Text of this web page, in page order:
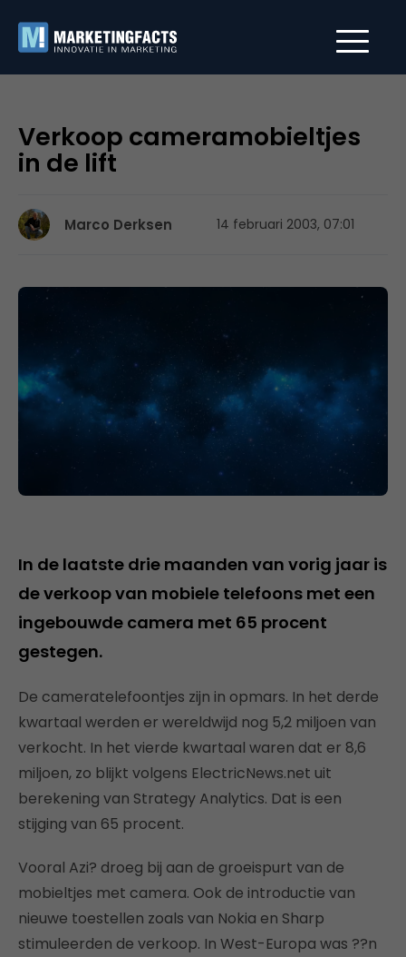
Verkoop cameramobieltjes
in de lift
Marco Derksen 14 februari 2003, 07:01
In de laatste drie maanden van vorig jaar is
de verkoop van mobiele telefoons met een
ingebouwde camera met 65 procent
gestegen.
De cameratelefoontjes zijn in opmars. In het derde
kwartaal werden er wereldwijd nog 5,2 miljoen van
verkocht. In het vierde kwartaal waren dat er 8,6
miljoen, zo blijkt volgens ElectricNews.net uit
berekening van Strategy Analytics. Dat is een
stijging van 65 procent.
Vooral Azi? droeg bij aan de groeispurt van de
mobieltjes met camera. Ook de introductie van
nieuwe toestellen zoals van Nokia en Sharp
stimuleerden de verkoop. In West-Europa was ??n